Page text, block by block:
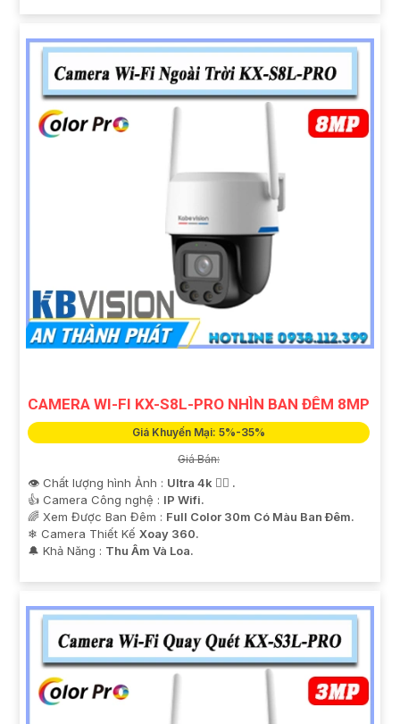
CAMERA WI-FI KX-S8L-PRO NHÌN BAN ĐÊM 8MP
Giá Khuyến Mại: 5%-35%
Giá Bán:
👁 Chất lượng hình Ảnh : Ultra 4k 👍🏾 .
👍 Camera Công nghệ : IP Wifi.
🌈 Xem Được Ban Đêm : Full Color 30m Có Màu Ban Ðêm.
❄ Camera Thiết Kế Xoay 360.
️🔔 Khả Năng : Thu Âm Và Loa.